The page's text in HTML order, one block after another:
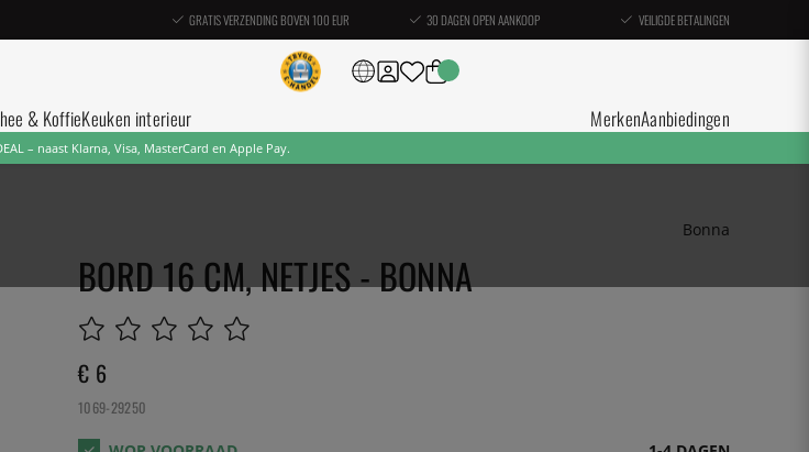
GRATIS VERZENDING BOVEN 100 EUR 30 DAGEN OPEN AANKOOP VEILIGDE BETALINGEN
& KoffieKeuken interieur MerkenAanbiedingen
– naast Klarna, Visa, MasterCard en Apple Pay.
Bonna
BORD 16 CM, NETJES - BONNA
€ 6
1069-29250